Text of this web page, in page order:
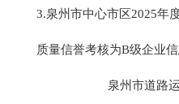
3.泉州市中心市区2025年
质量信誉考核为B级企业信
泉州市道路运